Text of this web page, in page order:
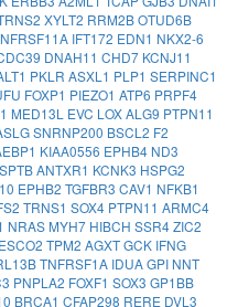
XYLT2 RRM2BOTUD6B
IFT172 EDN1 NKX2-6
DNAH11 CHD7 KCNJ11
PKLR ASXL1 PLP1 SERPINC1
FOXP1 PIEZO1 ATP6 PRPF4
MED13L EVC LOXALG9 PTPN11
SNRNP200 BSCL2 F2
KIAA0556 EPHB4 ND3
SPTBANTXR1 KCNK3 HSPG2
EPHB2 TGFBR3 CAV1 NFKB1
TRNS1 SOX4 PTPN11 ARMC4
NRAS MYH7 HIBCH SSR4ZIC2
ESCO2 TPM2 AGXTGCK IFNG
TNFRSF1A IDUAGPI NNT
PNPLA2 FOXF1 SOX3 GP1BB
BRCA1 CFAP298 RERE DVL3